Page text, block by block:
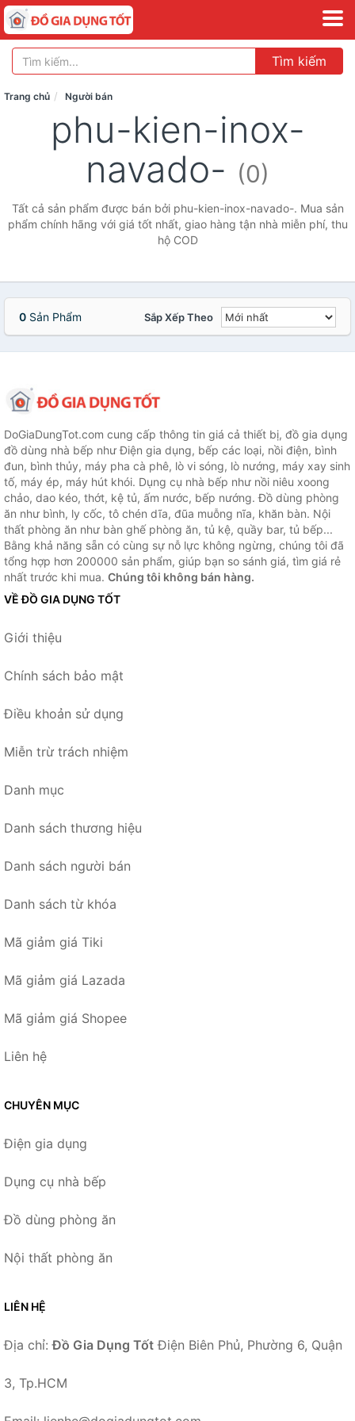
Tìm kiếm
Trang chủ Người bán
phu-kien-inox-
navado- (0)
Tất cả sản phẩm được bán bởi phu-kien-inox-navado-. Mua sản
phẩm chính hãng với giá tốt nhất, giao hàng tận nhà miễn phí, thu
hộ COD
0 Sản Phẩm Sắp Xếp Theo
DoGiaDungTot.com cung cấp thông tin giá cả thiết bị, đồ gia dụng
đồ dùng nhà bếp như Điện gia dụng, bếp các loại, nồi điện, bình
đun, bình thủy, máy pha cà phê, lò vi sóng, lò nướng, máy xay sinh
tố, máy ép, máy hút khói. Dụng cụ nhà bếp như nồi niêu xoong
chảo, dao kéo, thớt, kệ tủ, ấm nước, bếp nướng. Đồ dùng phòng
ăn như bình, ly cốc, tô chén dĩa, đũa muỗng nĩa, khăn bàn. Nội
thất phòng ăn như bàn ghế phòng ăn, tủ kệ, quầy bar, tủ bếp...
Bằng khả năng sẵn có cùng sự nỗ lực không ngừng, chúng tôi đã
tổng hợp hơn 200000 sản phẩm, giúp bạn so sánh giá, tìm giá rẻ
nhất trước khi mua. Chúng tôi không bán hàng.
VỀ ĐỒ GIA DỤNG TỐT
Giới thiệu
Chính sách bảo mật
Điều khoản sử dụng
Miễn trừ trách nhiệm
Danh mục
Danh sách thương hiệu
Danh sách người bán
Danh sách từ khóa
Mã giảm giá Tiki
Mã giảm giá Lazada
Mã giảm giá Shopee
Liên hệ
CHUYÊN MỤC
Điện gia dụng
Dụng cụ nhà bếp
Đồ dùng phòng ăn
Nội thất phòng ăn
LIÊN HỆ
Địa chỉ:Đồ Gia Dụng Tốt Điện Biên Phủ, Phường 6, Quận
3, Tp.HCM